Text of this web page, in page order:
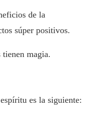
de la
súper positivos.
tienen magia.
es la siguiente: